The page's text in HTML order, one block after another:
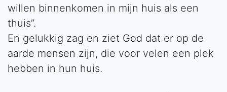
willen binnenkomen in mijn huis als een
thuis”.
En gelukkig zag en ziet God dat er op de
aarde mensen zijn, die voor velen een plek
hebben in hun huis.